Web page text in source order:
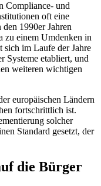
Compliance- und
oft eine
1990er Jahren
zu einem Umdenken in
sich im Laufe der Jahre
Systeme etabliert, und
weiteren wichtigen
europäischen Ländern
fortschrittlich ist.
solcher
Standard gesetzt, der
die Bürger